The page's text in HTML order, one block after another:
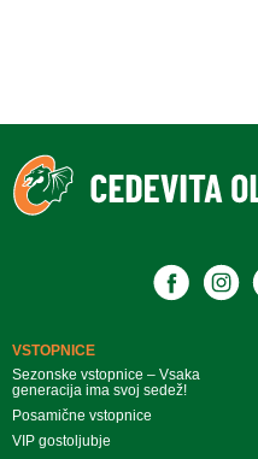
VSTOPNICE
Sezonske vstopnice – Vsaka
generacija ima svoj sedež!
Posamične vstopnice
VIP gostoljubje